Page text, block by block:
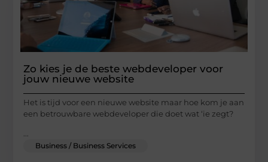
Zo kies je de beste webdeveloper voor
jouw nieuwe website
Het is tijd voor een nieuwe website maar hoe kom je aan
een betrouwbare webdeveloper die doet wat ‘ie zegt?
Business / Business Services